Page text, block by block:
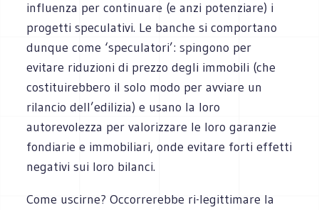
influenza per continuare (e anzi potenziare) i
progetti speculativi. Le banche si comportano
dunque come ‘speculatori’: spingono per
evitare riduzioni di prezzo degli immobili (che
costituirebbero il solo modo per avviare un
rilancio dell’edilizia) e usano la loro
autorevolezza per valorizzare le loro garanzie
fondiarie e immobiliari, onde evitare forti effetti
negativi sui loro bilanci.
Come uscirne? Occorrerebbe ri-legittimare la